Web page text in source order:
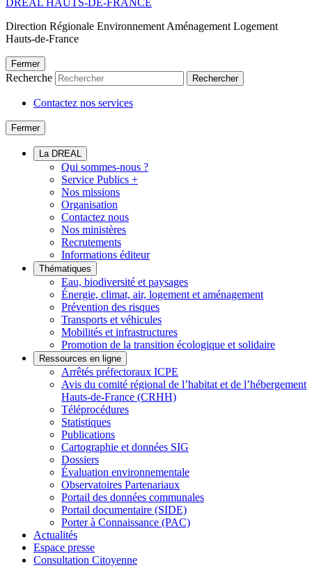
DREAL HAUTS-DE-FRANCE
Direction Régionale Environnement Aménagement Logement
Hauts-de-France
Fermer
Recherche Rechercher
Contactez nos services
Fermer
La DREAL
Qui sommes-nous ?
Service Publics +
Nos missions
Organisation
Contactez nous
Nos ministères
Recrutements
Informations éditeur
Thématiques
Eau, biodiversité et paysages
Énergie, climat, air, logement et aménagement
Prévention des risques
Transports et véhicules
Mobilités et infrastructures
Promotion de la transition écologique et solidaire
Ressources en ligne
Arrêtés préfectoraux ICPE
Avis du comité régional de l’habitat et de l’hébergement
Hauts-de-France (CRHH)
Téléprocédures
Statistiques
Publications
Cartographie et données SIG
Dossiers
Évaluation environnementale
Observatoires Partenariaux
Portail des données communales
Portail documentaire (SIDE)
Porter à Connaissance (PAC)
Actualités
Espace presse
Consultation Citoyenne